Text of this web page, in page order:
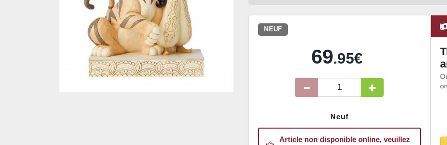
NEUF
69.95€
Neuf
Article non disponible online, veuillez